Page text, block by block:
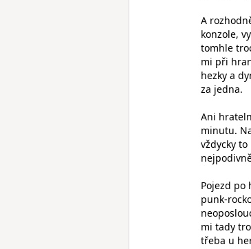
A
konzole,
tomhle
mi při
hezky a
za jedna.
Ani
minutu.
vždycky to
Pojezd po
punk-
mi tady
třeba u